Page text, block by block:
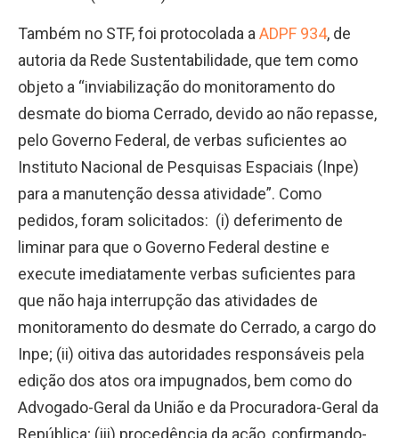
Também no STF, foi protocolada a ADPF 934, de
autoria da Rede Sustentabilidade, que tem como
objeto a “inviabilização do monitoramento do
desmate do bioma Cerrado, devido ao não repasse,
pelo Governo Federal, de verbas suficientes ao
Instituto Nacional de Pesquisas Espaciais (Inpe)
para a manutenção dessa atividade”. Como
pedidos, foram solicitados: (i) deferimento de
liminar para que o Governo Federal destine e
execute imediatamente verbas suficientes para
que não haja interrupção das atividades de
monitoramento do desmate do Cerrado, a cargo do
Inpe; (ii) oitiva das autoridades responsáveis pela
edição dos atos ora impugnados, bem como do
Advogado-Geral da União e da Procuradora-Geral da
República; (iii) procedência da ação, confirmando-